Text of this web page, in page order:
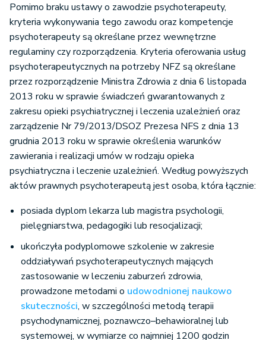
Pomimo braku ustawy o zawodzie psychoterapeuty,
kryteria wykonywania tego zawodu oraz kompetencje
psychoterapeuty są określane przez wewnętrzne
regulaminy czy rozporządzenia. Kryteria oferowania usług
psychoterapeutycznych na potrzeby NFZ są określane
przez rozporządzenie Ministra Zdrowia z dnia 6 listopada
2013 roku w sprawie świadczeń gwarantowanych z
zakresu opieki psychiatrycznej i leczenia uzależnień oraz
zarządzenie Nr 79/2013/DSOZ Prezesa NFS z dnia 13
grudnia 2013 roku w sprawie określenia warunków
zawierania i realizacji umów w rodzaju opieka
psychiatryczna i leczenie uzależnień. Według powyższych
aktów prawnych psychoterapeutą jest osoba, która łącznie:
posiada dyplom lekarza lub magistra psychologii,
pielęgniarstwa, pedagogiki lub resocjalizacji;
ukończyła podyplomowe szkolenie w zakresie
oddziaływań psychoterapeutycznych mających
zastosowanie w leczeniu zaburzeń zdrowia,
prowadzone metodami o udowodnionej naukowo
skuteczności, w szczególności metodą terapii
psychodynamicznej, poznawczo–behawioralnej lub
systemowej, w wymiarze co najmniej 1200 godzin